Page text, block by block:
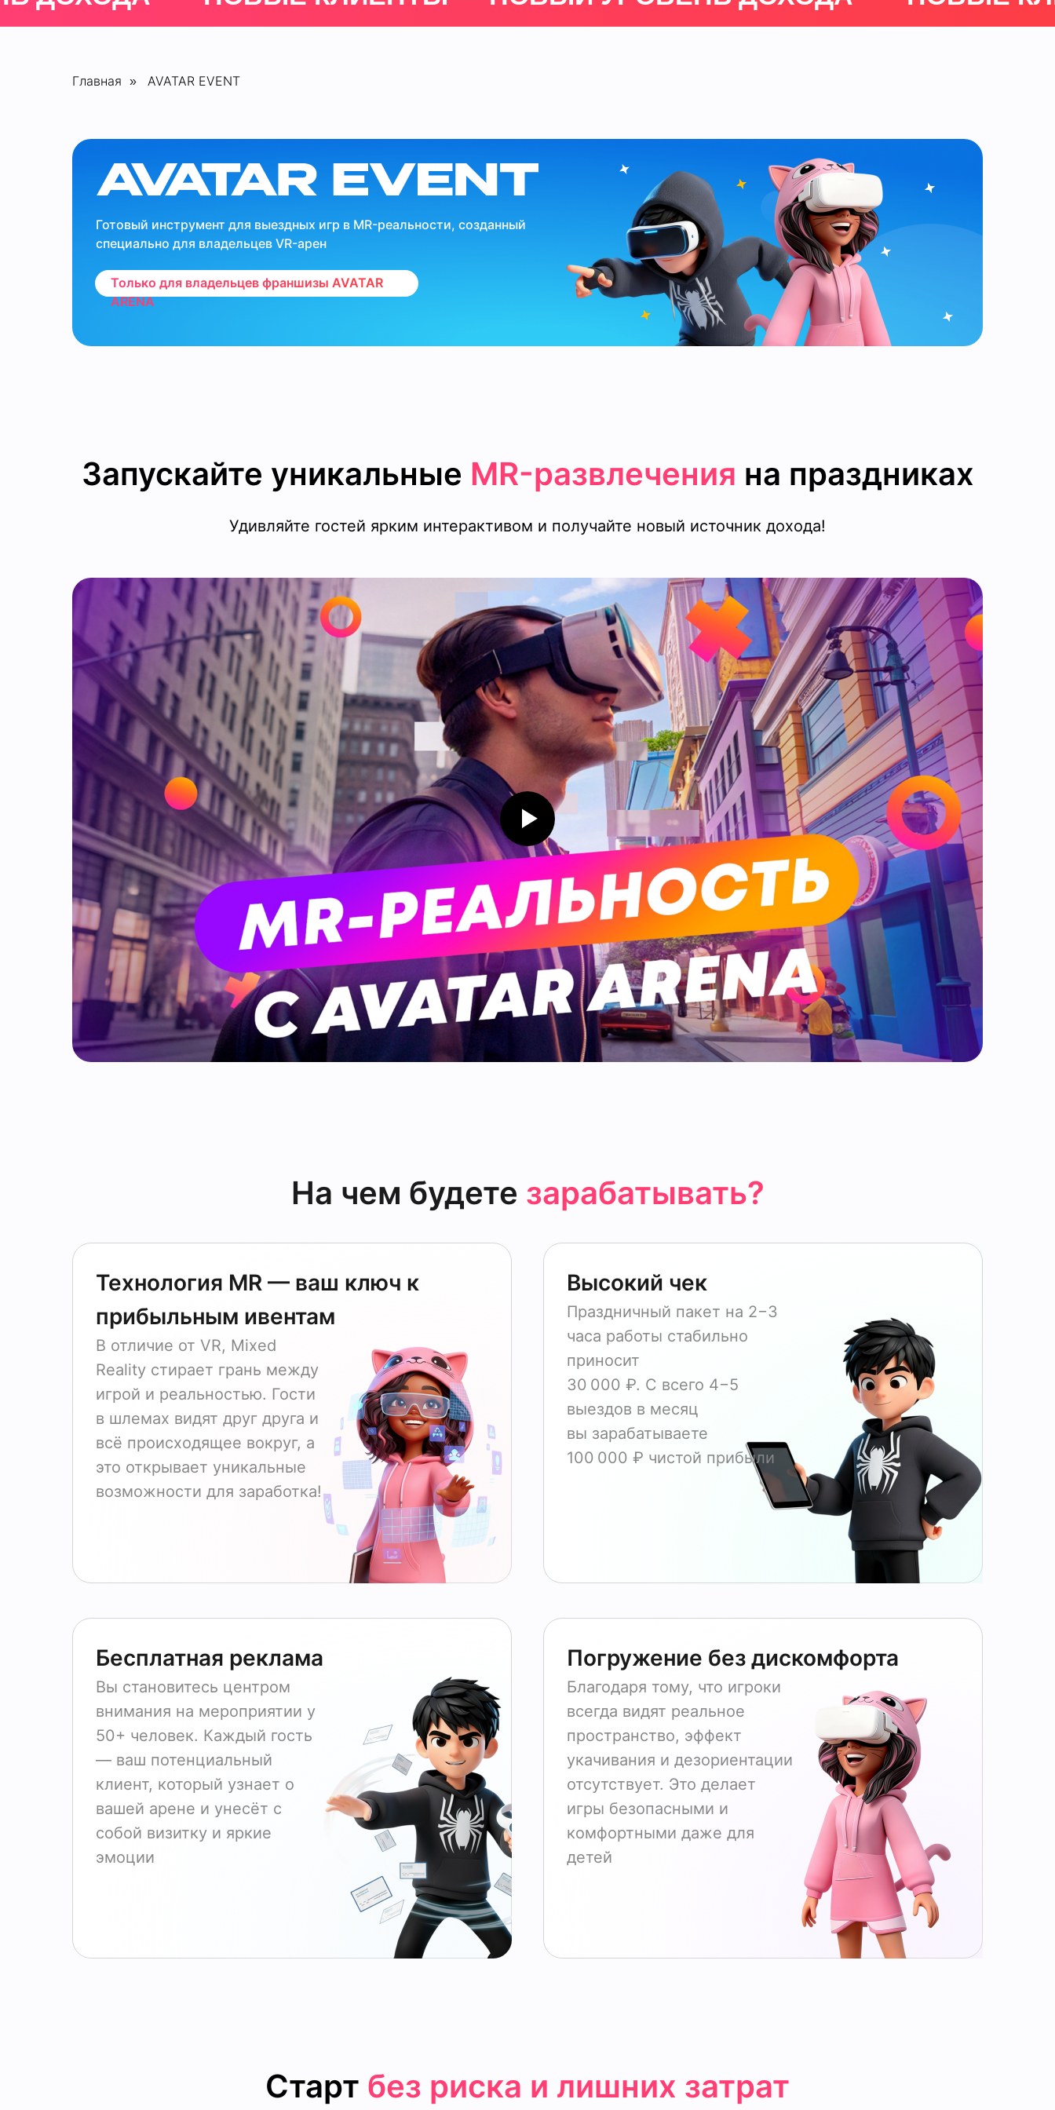
Главная » AVATAR EVENT
Готовый инструмент для выездных игр в MR-реальности, созданный
специально для владельцев VR-арен
Только для владельцев франшизы AVATAR
ARENA
Запускайте уникальные MR-развлечения на праздниках
Удивляйте гостей ярким интерактивом и получайте новый источник дохода!
На чем будете зарабатывать?
Погружение без дискомфорта
Благодаря тому, что игроки
всегда видят реальное
пространство, эффект
укачивания и дезориентации
отсутствует. Это делает
игры безопасными и
комфортными даже для
детей
Бесплатная реклама
Вы становитесь центром
внимания на мероприятии у
50+ человек. Каждый гость
— ваш потенциальный
клиент, который узнает о
вашей арене и унесёт с
собой визитку и яркие
эмоции
Высокий чек
Праздничный пакет на 2−3
часа работы стабильно
приносит
30 000 ₽. С всего 4−5
выездов в месяц
вы зарабатываете
100 000 ₽ чистой прибыли
Технология MR — ваш ключ к
прибыльным ивентам
В отличие от VR, Mixed
Reality стирает грань между
игрой и реальностью. Гости
в шлемах видят друг друга и
всё происходящее вокруг, а
это открывает уникальные
возможности для заработка!
Старт без риска и лишних затрат